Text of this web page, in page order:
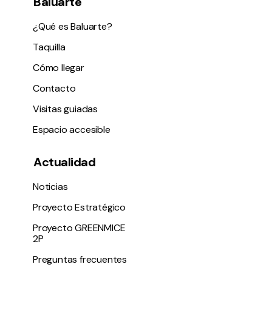
¿Qué es Baluarte?
Taquilla
Cómo llegar
Contacto
Visitas guiadas
Espacio accesible
Actualidad
Noticias
Proyecto Estratégico
Proyecto GREENMICE
2P
Preguntas frecuentes